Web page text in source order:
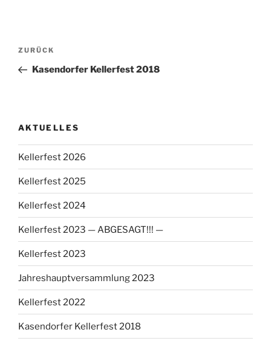
Beitragsnavigation
Vorheriger
Beitrag
ZURÜCK
Kasendorfer Kellerfest 2018
AKTUELLES
Kellerfest 2026
Kellerfest 2025
Kellerfest 2024
Kellerfest 2023 — ABGESAGT!!! —
Kellerfest 2023
Jahreshauptversammlung 2023
Kellerfest 2022
Kasendorfer Kellerfest 2018